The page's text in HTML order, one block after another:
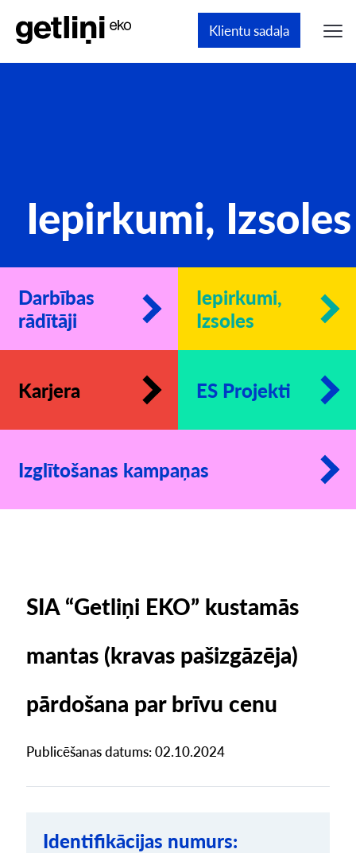
Klientu sadaļa
Iepirkumi, Izsoles
Darbības
rādītāji
Iepirkumi,
Izsoles
Karjera ES Projekti
Izglītošanas kampaņas
SIA “Getliņi EKO” kustamās
mantas (kravas pašizgāzēja)
pārdošana par brīvu cenu
Publicēšanas datums: 02.10.2024
Identifikācijas numurs: